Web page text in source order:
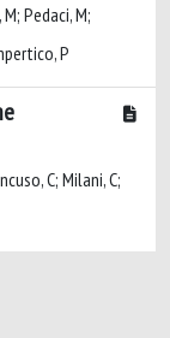
Pedaci, M;
P
C; Milani, C;